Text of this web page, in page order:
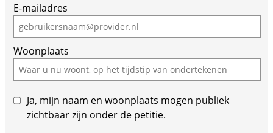
E-mailadres
Woonplaats
Ja, mijn naam en woonplaats mogen publiek
zichtbaar zijn onder de petitie.